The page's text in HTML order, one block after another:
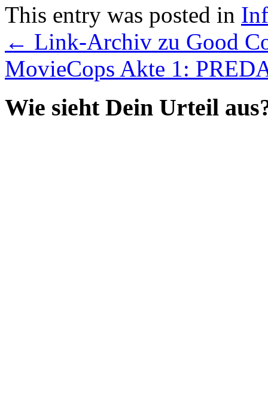
This entry was posted in
← Link-Archiv zu Good
MovieCops Akte 1:
Wie sieht Dein Urteil